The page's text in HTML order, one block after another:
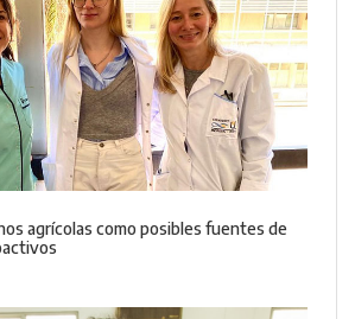
agrícolas como posibles fuentes de